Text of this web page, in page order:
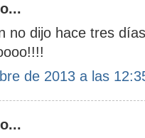
no dijo hace tres
de 2013 a las